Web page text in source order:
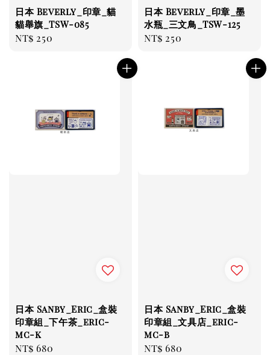
日本 Beverly_印章_貓
貓舉旗_TSW-085
Regular
NT$ 250
日本 Beverly_印章_墨
水瓶_三文鳥_TSW-125
Regular
NT$ 250
日本 Sanby_Eric_盒裝
印章組_下午茶_eric-
mc-k
Regular
NT$ 680
日本 Sanby_Eric_盒裝
印章組_文具店_eric-
mc-b
Regular
NT$ 680